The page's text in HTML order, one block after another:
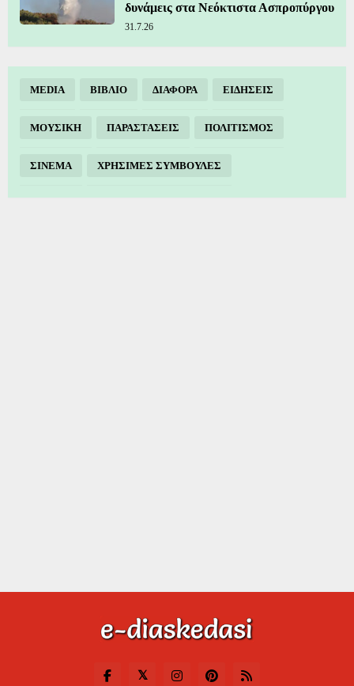
δυνάμεις στα Νεόκτιστα Ασπροπύργου
31.7.26
MEDIA ΒΙΒΛΙΟ ΔΙΑΦΟΡΑ ΕΙΔΗΣΕΙΣ
ΜΟΥΣΙΚΗ ΠΑΡΑΣΤΑΣΕΙΣ ΠΟΛΙΤΙΣΜΟΣ
ΣΙΝΕΜΑ ΧΡΗΣΙΜΕΣ ΣΥΜΒΟΥΛΕΣ